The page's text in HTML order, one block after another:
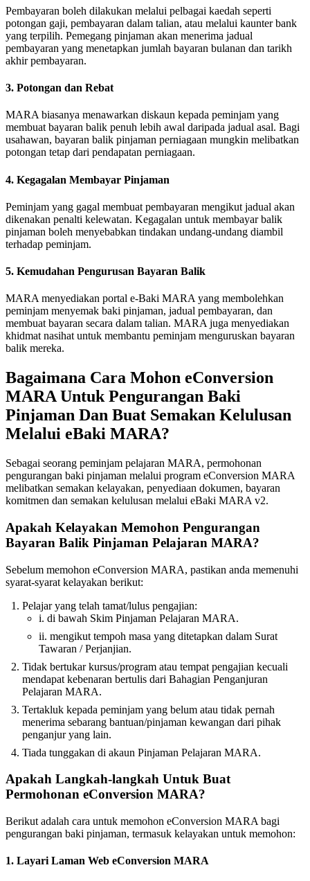
Pembayaran boleh dilakukan melalui pelbagai kaedah seperti
potongan gaji, pembayaran dalam talian, atau melalui kaunter bank
yang terpilih. Pemegang pinjaman akan menerima jadual
pembayaran yang menetapkan jumlah bayaran bulanan dan tarikh
akhir pembayaran.
3. Potongan dan Rebat
MARA biasanya menawarkan diskaun kepada peminjam yang
membuat bayaran balik penuh lebih awal daripada jadual asal. Bagi
usahawan, bayaran balik pinjaman perniagaan mungkin melibatkan
potongan tetap dari pendapatan perniagaan.
4. Kegagalan Membayar Pinjaman
Peminjam yang gagal membuat pembayaran mengikut jadual akan
dikenakan penalti kelewatan. Kegagalan untuk membayar balik
pinjaman boleh menyebabkan tindakan undang-undang diambil
terhadap peminjam.
5. Kemudahan Pengurusan Bayaran Balik
MARA menyediakan portal e-Baki MARA yang membolehkan
peminjam menyemak baki pinjaman, jadual pembayaran, dan
membuat bayaran secara dalam talian. MARA juga menyediakan
khidmat nasihat untuk membantu peminjam menguruskan bayaran
balik mereka.
Bagaimana Cara Mohon eConversion
MARA Untuk Pengurangan Baki
Pinjaman Dan Buat Semakan Kelulusan
Melalui eBaki MARA?
Sebagai seorang peminjam pelajaran MARA, permohonan
pengurangan baki pinjaman melalui program eConversion MARA
melibatkan semakan kelayakan, penyediaan dokumen, bayaran
komitmen dan semakan kelulusan melalui eBaki MARA v2.
Apakah Kelayakan Memohon Pengurangan
Bayaran Balik Pinjaman Pelajaran MARA?
Sebelum memohon eConversion MARA, pastikan anda memenuhi
syarat-syarat kelayakan berikut:
Pelajar yang telah tamat/lulus pengajian:
i. di bawah Skim Pinjaman Pelajaran MARA.
ii. mengikut tempoh masa yang ditetapkan dalam Surat
Tawaran / Perjanjian.
Tidak bertukar kursus/program atau tempat pengajian kecuali
mendapat kebenaran bertulis dari Bahagian Penganjuran
Pelajaran MARA.
Tertakluk kepada peminjam yang belum atau tidak pernah
menerima sebarang bantuan/pinjaman kewangan dari pihak
penganjur yang lain.
Tiada tunggakan di akaun Pinjaman Pelajaran MARA.
Apakah Langkah-langkah Untuk Buat
Permohonan eConversion MARA?
Berikut adalah cara untuk memohon eConversion MARA bagi
pengurangan baki pinjaman, termasuk kelayakan untuk memohon:
1. Layari Laman Web eConversion MARA